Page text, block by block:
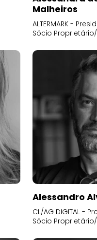
Malheiros
ALTERMARK -
Sócio
Alessandro
CL/AG DIGITAL -
Sócio